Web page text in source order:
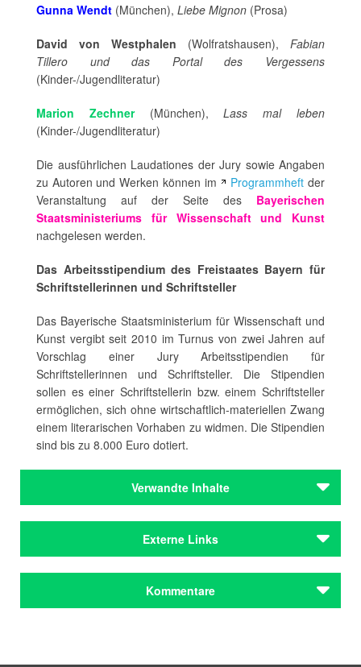
Gunna Wendt (München), Liebe Mignon (Prosa)
David von Westphalen (Wolfratshausen), Fabian
Tillero und das Portal des Vergessens
(Kinder-/Jugendliteratur)
Marion Zechner(München),Lass mal leben
(Kinder-/Jugendliteratur)
Die ausführlichen Laudationes der Jury sowie Angaben
zu Autoren und Werken können im
Programmheft der
Veranstaltung auf der Seite des Bayerischen
Staatsministeriums für Wissenschaft und Kunst
nachgelesen werden.
Das Arbeitsstipendium des Freistaates Bayern für
Schriftstellerinnen und Schriftsteller
Das Bayerische Staatsministerium für Wissenschaft und
Kunst vergibt seit 2010 im Turnus von zwei Jahren auf
Vorschlag einer Jury Arbeitsstipendien für
Schriftstellerinnen und Schriftsteller. Die Stipendien
sollen es einer Schriftstellerin bzw. einem Schriftsteller
ermöglichen, sich ohne wirtschaftlich-materiellen Zwang
einem literarischen Vorhaben zu widmen. Die Stipendien
sind bis zu 8.000 Euro dotiert.
Verwandte Inhalte
Buchholz , Natalie
Gómez, Sara
Jarawan, Pierre
Schmiedbauer, Christian
Externe Links
Kommentare